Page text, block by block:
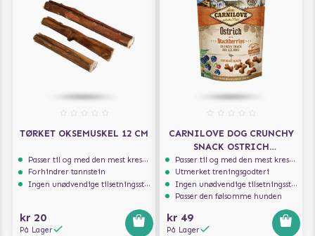
TØRKET OKSEMUSKEL 12 CM
Passer til og med den mest kresne hunden
Forhindrer tannstein
Ingen unødvendige tilsetningsstoffer
kr 20
På Lager
CARNILOVE DOG CRUNCHY
SNACK OSTRICH
BLACKBERRIES 200G
Passer til og med den mest kresne hunden
Utmerket treningsgodteri
Ingen unødvendige tilsetningsstoffer
Passer den følsomme hunden
kr 49
På Lager